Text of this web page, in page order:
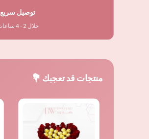
توصيل سريع
خلال 2 - 4 ساعات
منتجات قد تعجبك 💐
السعر